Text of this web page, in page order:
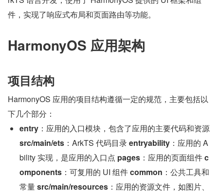
件，实现了响应式布局和页面路由等功能。
HarmonyOS 应用架构
项目结构
HarmonyOS 应用的项目结构遵循一定的规范，主要包括以
下几个部分：
entry
src/main/ets ：ArkTS 代码目录 entryability ：应用的 A
bility 实现，是应用的入口点 pages ：应用的页面组件 c
omponents ：可复用的 UI 组件 common ：公共工具和
常量 src/main/resources ：应用的资源文件，如图片、